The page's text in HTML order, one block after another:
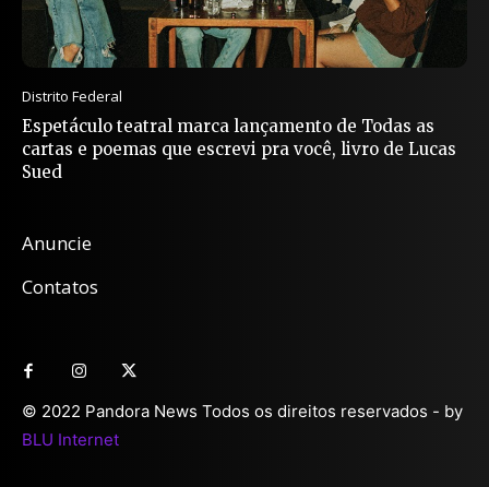
Distrito Federal
Espetáculo teatral marca lançamento de Todas as
cartas e poemas que escrevi pra você, livro de Lucas
Sued
Anuncie
Contatos
© 2022 Pandora News Todos os direitos reservados - by
BLU Internet